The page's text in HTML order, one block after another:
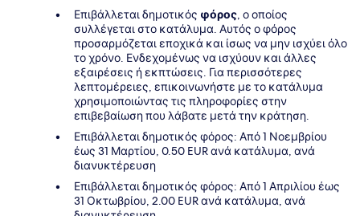
Επιβάλλεται δημοτικός φόρος, ο οποίος
συλλέγεται στο κατάλυμα. Αυτός ο φόρος
προσαρμόζεται εποχικά και ίσως να μην ισχύει όλο
το χρόνο. Ενδεχομένως να ισχύουν και άλλες
εξαιρέσεις ή εκπτώσεις. Για περισσότερες
λεπτομέρειες, επικοινωνήστε με το κατάλυμα
χρησιμοποιώντας τις πληροφορίες στην
επιβεβαίωση που λάβατε μετά την κράτηση.
Επιβάλλεται δημοτικός φόρος: Από 1 Νοεμβρίου
έως 31 Μαρτίου, 0.50 EUR ανά κατάλυμα, ανά
διανυκτέρευση
Επιβάλλεται δημοτικός φόρος: Από 1 Απριλίου έως
31 Οκτωβρίου, 2.00 EUR ανά κατάλυμα, ανά